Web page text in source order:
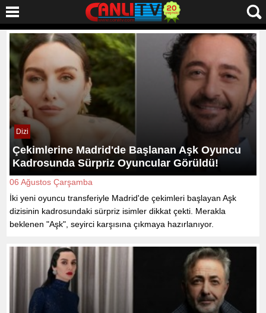
Dizi
Çekimlerine Madrid'de Başlanan Aşk Oyuncu
Kadrosunda Sürpriz Oyuncular Görüldü!
06 Ağustos Çarşamba
İki yeni oyuncu transferiyle Madrid'de çekimleri başlayan Aşk
dizisinin kadrosundaki sürpriz isimler dikkat çekti. Merakla
beklenen "Aşk", seyirci karşısına çıkmaya hazırlanıyor.